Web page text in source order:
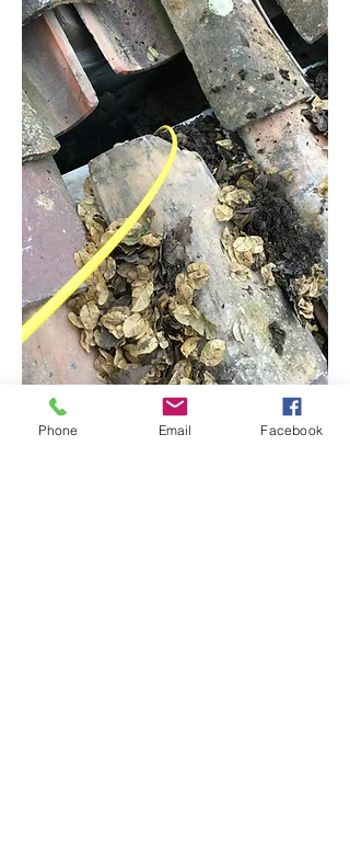
Phone Email Facebook